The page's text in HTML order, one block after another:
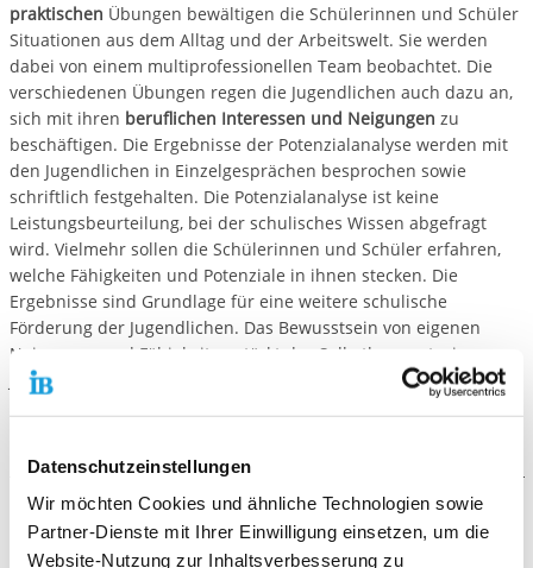
Datenschutzeinstellungen
Wir möchten Cookies und ähnliche Technologien sowie
Partner-Dienste mit Ihrer Einwilligung einsetzen, um die
Website-Nutzung zur Inhaltsverbesserung zu
praktischen Übungen bewältigen die Schülerinnen und Schüler
Situationen aus dem Alltag und der Arbeitswelt. Sie werden
dabei von einem multiprofessionellen Team beobachtet. Die
verschiedenen Übungen regen die Jugendlichen auch dazu an,
sich mit ihren beruflichen Interessen und Neigungen zu
beschäftigen. Die Ergebnisse der Potenzialanalyse werden mit
den Jugendlichen in Einzelgesprächen besprochen sowie
schriftlich festgehalten. Die Potenzialanalyse ist keine
Leistungsbeurteilung, bei der schulisches Wissen abgefragt
wird. Vielmehr sollen die Schülerinnen und Schüler erfahren,
welche Fähigkeiten und Potenziale in ihnen stecken. Die
Ergebnisse sind Grundlage für eine weitere schulische
Förderung der Jugendlichen. Das Bewusstsein von eigenen
Neigungen und Fähigkeiten stärkt das Selbstbewusstsein von
Jugendlichen und hilft so, den Übergang von der Schule in den
Der Ablauf